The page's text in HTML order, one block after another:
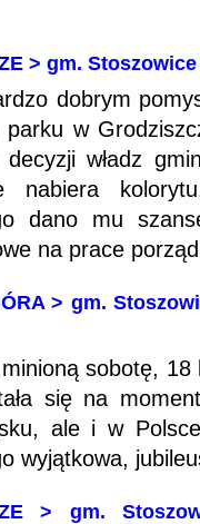
> gm.
dobrym
parku w
decyzji władz
nabiera
dano mu
na prace
> gm.
sobotę,
się na
ale i w
wyjątkowa,
> gm.